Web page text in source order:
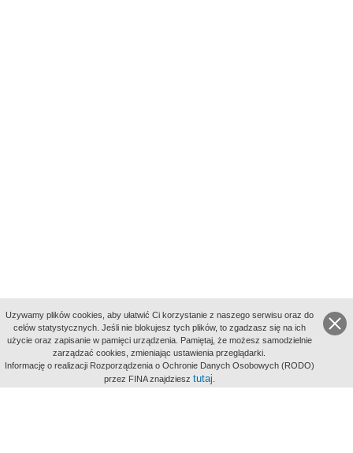
aktywności
Uzywamy plików cookies, aby ułatwić Ci korzystanie z naszego serwisu oraz do
celów statystycznych. Jeśli nie blokujesz tych plików, to zgadzasz się na ich
użycie oraz zapisanie w pamięci urządzenia. Pamiętaj, że możesz samodzielnie
zarządzać cookies, zmieniając ustawienia przeglądarki.
Informację o realizacji Rozporządzenia o Ochronie Danych Osobowych (RODO)
przez FINA znajdziesz tutaj